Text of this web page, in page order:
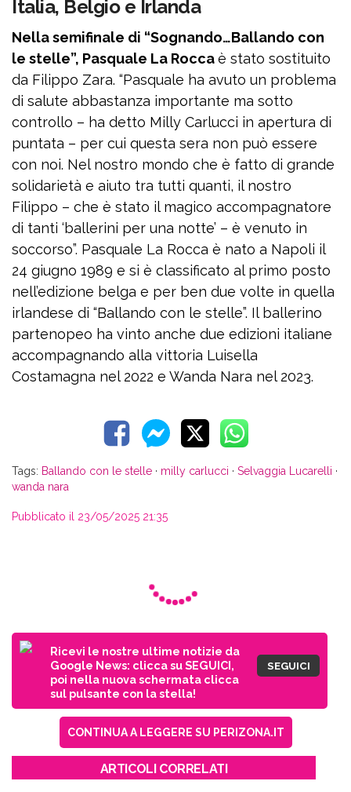
Italia, Belgio e Irlanda
Nella semifinale di “Sognando…Ballando con
le stelle”, Pasquale La Roccaè stato sostituito
da Filippo Zara. “Pasquale ha avuto un problema
di salute abbastanza importante ma sotto
controllo – ha detto Milly Carlucci in apertura di
puntata – per cui questa sera non può essere
con noi. Nel nostro mondo che è fatto di grande
solidarietà e aiuto tra tutti quanti, il nostro
Filippo – che è stato il magico accompagnatore
di tanti ‘ballerini per una notte’ – è venuto in
soccorso”. Pasquale La Rocca è nato a Napoli il
24 giugno 1989 e si è classificato al primo posto
nell’edizione belga e per ben due volte in quella
irlandese di “Ballando con le stelle”. Il ballerino
partenopeo ha vinto anche due edizioni italiane
accompagnando alla vittoria Luisella
Costamagna nel 2022 e Wanda Nara nel 2023.
Tags: Ballando con le stelle · milly carlucci · Selvaggia Lucarelli ·
wanda nara
Pubblicato il 23/05/2025 21:35
Ricevi le nostre ultime notizie da
Google News: clicca su SEGUICI,
poi nella nuova schermata clicca
sul pulsante con la stella!
SEGUICI
CONTINUA A LEGGERE SU PERIZONA.IT
ARTICOLI CORRELATI